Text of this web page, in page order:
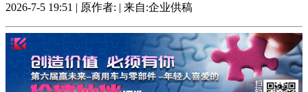
2026-7-5 19:51 | 原作者: | 来自:企业供稿